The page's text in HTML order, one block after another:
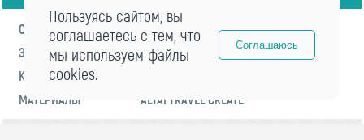
О ФОРУМЕ
ПРОГРАММА
ЭКСПЕРТЫ
НОВОСТИ
КОНТАКТЫ
МАТЕРИАЛЫ
ALTAI TRAVEL CREATE
Пользуясь сайтом, вы
соглашаетесь с тем, что
мы используем файлы
cookies.
Соглашаюсь